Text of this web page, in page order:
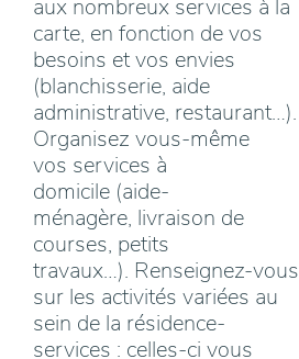
aux nombreux services à la
carte, en fonction de vos
besoins et vos envies
(blanchisserie, aide
administrative, restaurant…).
Organisez vous-même
vos services à
domicile (aide-
ménagère, livraison de
courses, petits
travaux…). Renseignez-vous
sur les activités variées au
sein de la résidence-
services : celles-ci vous